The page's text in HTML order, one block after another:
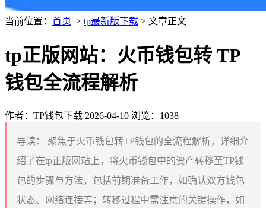
当前位置： 首页 > tp最新版下载 > 文章正文
tp正版网站：火币钱包转 TP
钱包全流程解析
作者：TP钱包下载 2026-04-10 浏览：1038
导读：
聚焦于火币钱包转TP钱包的全流程解析，详细介
绍了在tp正版网站上，将火币钱包中的资产转移至TP钱
包的步骤与方法，包括前期准备工作，如确认双方钱包
状态、网络连接等；转移过程中需注意的关键操作，如